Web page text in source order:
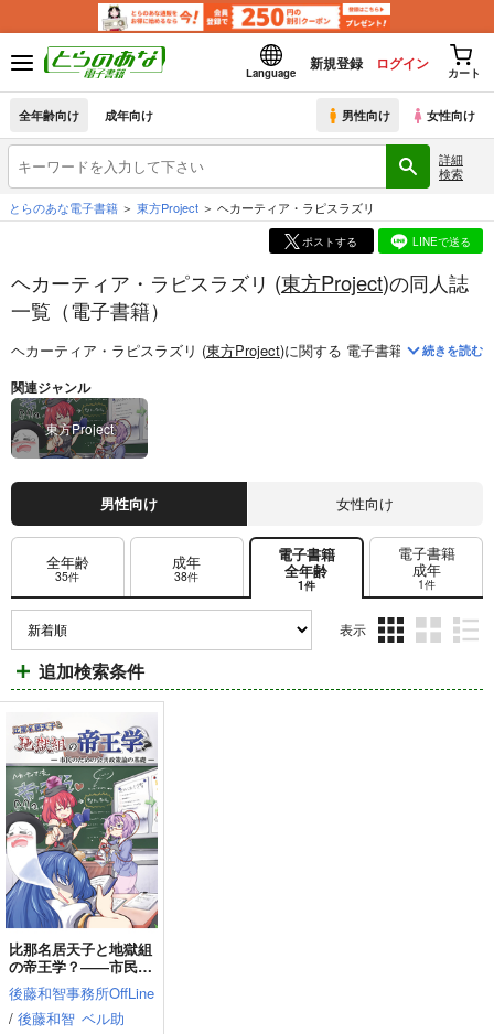
Language
新規登録 ログイン
カート
全年齢向け 成年向け 男性向け 女性向け
詳細
検索
とらのあな電子書籍 東方Project ヘカーティア・ラピスラズリ
ポストする LINEで送る
ヘカーティア・ラピスラズリ (東方Project)の同人誌
一覧（電子書籍）
ヘカーティア・ラピスラズリ (東方Project)に関する 電子書籍 は、1件お
続きを読む
関連ジャンル
東方Project
男性向け 女性向け
全年齢
35件
成年
38件
電子書籍
全年齢
1件
電子書籍
成年
1件
表示
ム
ム
ム
追加検索条件
比那名居天子と地獄組
の帝王学？――市民の
ための公共政策論の基
礎
後藤和智事務所OffLine
/ 後藤和智 ベル助